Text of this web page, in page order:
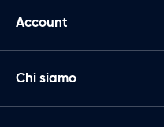
Account
Chi siamo